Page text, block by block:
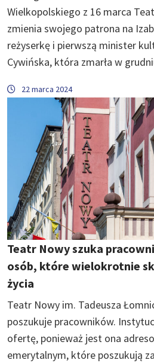
Wielkopolskiego z 16 marca
zmienia swojego patrona na
reżyserkę i pierwszą minister
Cywińska, która zmarła w
22 marca 2024
Teatr Nowy szuka
osób, które wielokrotnie
życia
Teatr Nowy im. Tadeusza
poszukuje pracowników.
ofertę, ponieważ jest ona
emerytalnym, które poszukują